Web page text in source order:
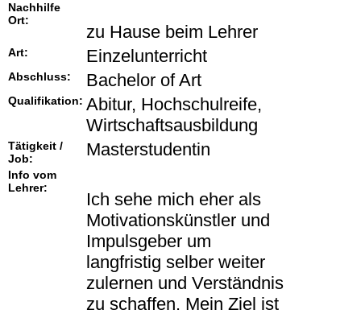
Nachhilfe
Ort:
zu Hause beim Lehrer
Art: Einzelunterricht
Abschluss: Bachelor of Art
Qualifikation: Abitur, Hochschulreife,
Wirtschaftsausbildung
Tätigkeit /
Job:
Masterstudentin
Info vom
Lehrer:
Ich sehe mich eher als
Motivationskünstler und
Impulsgeber um
langfristig selber weiter
zulernen und Verständnis
zu schaffen. Mein Ziel ist